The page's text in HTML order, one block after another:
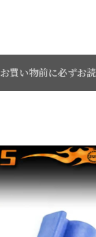
お買い物前に必ずお